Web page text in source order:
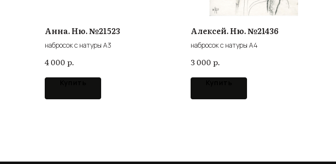
Анна. Ню. №21523
набросок с натуры А3
4 000 р.
Алексей. Ню. №21436
набросок с натуры А4
3 000 р.